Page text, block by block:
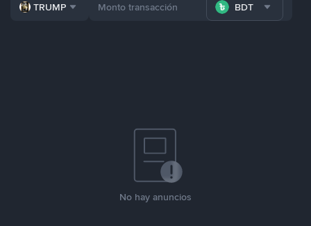
TRUMP BDT
No hay anuncios